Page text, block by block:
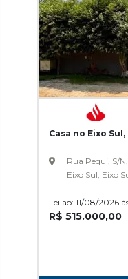
Casa no Eixo
Rua Pequi, S/
Eixo Sul, Eixo
Leilão: 11/08/2026
R$ 515.000,00